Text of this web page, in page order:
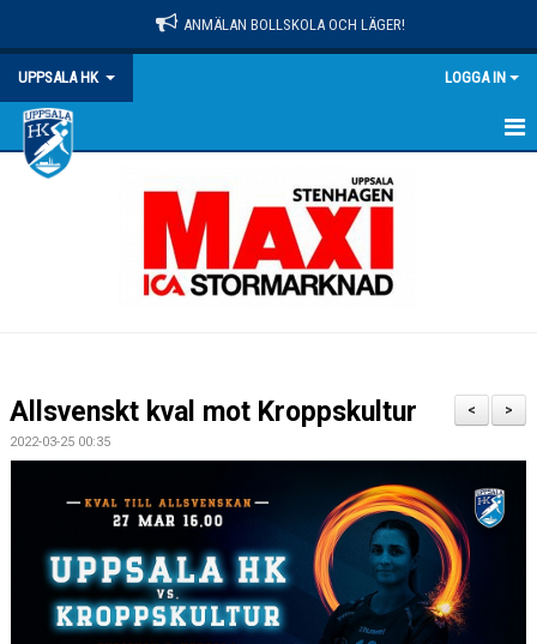
ANMÄLAN BOLLSKOLA OCH LÄGER!
UPPSALA HK LOGGA IN
HEM
KONTAKT
>
<
Allsvenskt kval mot Kroppskultur
2022-03-25 00:35